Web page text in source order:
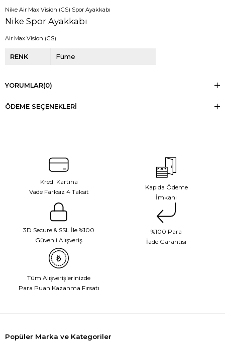
Nike Air Max Vision (GS) Spor Ayakkabı
Nike Spor Ayakkabı
Air Max Vision (GS)
RENK Füme
YORUMLAR(0)
ÖDEME SEÇENEKLERI
Kredi Kartına
Vade Farksız 4 Taksit
Kapıda Ödeme
İmkanı
3D Secure & SSL İle %100
Güvenli Alışveriş
%100 Para
İade Garantisi
Tüm Alışverişlerinizde
Para Puan Kazanma Fırsatı
Popüler Marka ve Kategoriler